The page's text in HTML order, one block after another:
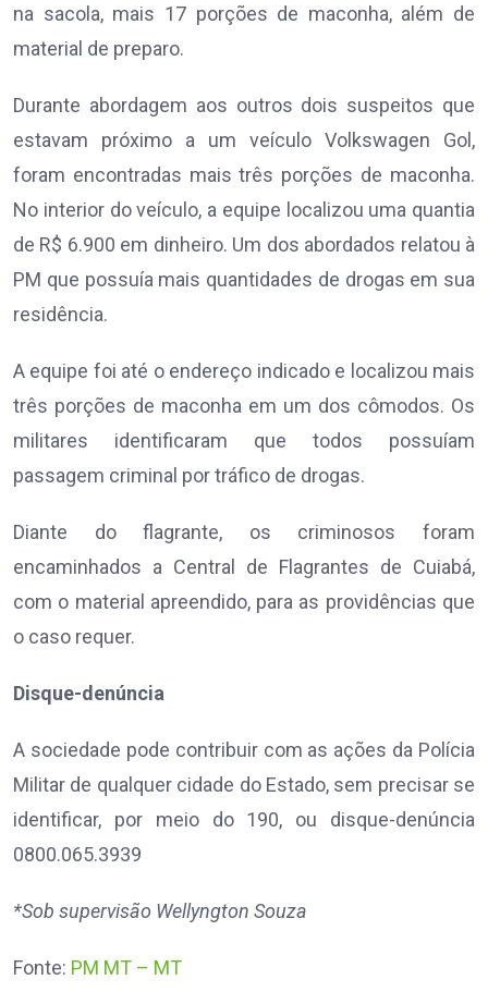
na sacola, mais 17 porções de maconha, além de
material de preparo.
Durante abordagem aos outros dois suspeitos que
estavam próximo a um veículo Volkswagen Gol,
foram encontradas mais três porções de maconha.
No interior do veículo, a equipe localizou uma quantia
de R$ 6.900 em dinheiro. Um dos abordados relatou à
PM que possuía mais quantidades de drogas em sua
residência.
A equipe foi até o endereço indicado e localizou mais
três porções de maconha em um dos cômodos. Os
militares identificaram que todos possuíam
passagem criminal por tráfico de drogas.
Diante do flagrante, os criminosos foram
encaminhados a Central de Flagrantes de Cuiabá,
com o material apreendido, para as providências que
o caso requer.
Disque-denúncia
A sociedade pode contribuir com as ações da Polícia
Militar de qualquer cidade do Estado, sem precisar se
identificar, por meio do 190, ou disque-denúncia
0800.065.3939
*Sob supervisão Wellyngton Souza
Fonte: PM MT – MT